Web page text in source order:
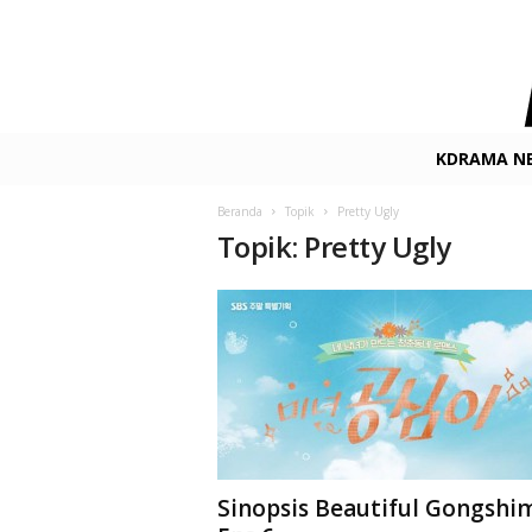
KDRAMA
Beranda Topik Pretty Ugly
Topik: Pretty Ugly
Sinopsis Beautiful